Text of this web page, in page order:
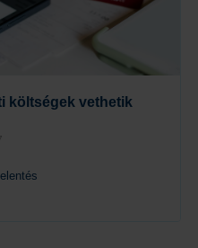
költségek vethetik